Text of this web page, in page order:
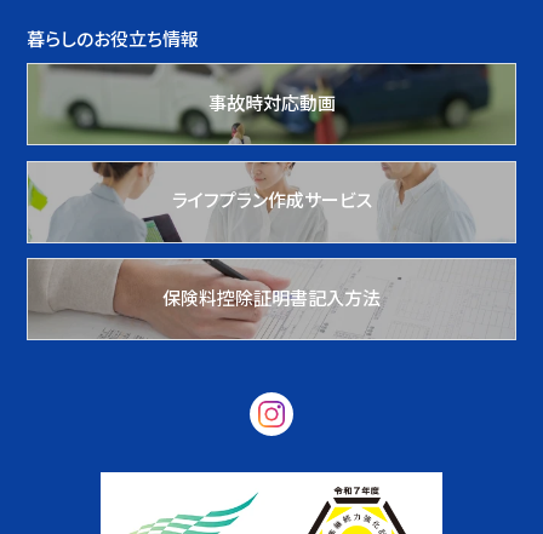
暮らしのお役立ち情報
事故時対応動画
ライフプラン作成サービス
保険料控除証明書記入方法